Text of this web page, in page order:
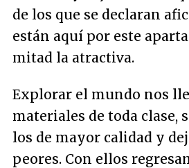
de los que se declaran
están aquí por este
mitad la atractiva.
Explorar el mundo nos
materiales de toda clase,
los de mayor calidad y
peores. Con ellos